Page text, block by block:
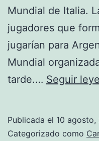
Mundial de Italia.
jugadores que
jugarían para
Mundial
tarde.… Seguir
Publicada el 10 agosto,
Categorizado como